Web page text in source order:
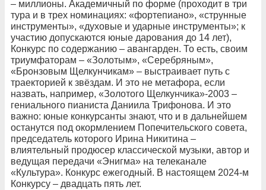
– миллионы. Академичный по форме (проходит в три
тура и в трех номинациях: «фортепиано», «струнные
инструменты», «духовые и ударные инструменты»; к
участию допускаются юные дарования до 14 лет),
Конкурс по содержанию – авангарден. То есть, своим
триумфаторам – «Золотым», «Серебряным»,
«Бронзовым Щелкунчикам» – выстраивает путь с
траекторией к звёздам. И это не метафора, если
назвать, например, «Золотого Щелкунчика»-2003 –
гениального пианиста Даниила Трифонова. И это
важно: юные конкурсанты знают, что и в дальнейшем
останутся под окормлением Попечительского совета,
председатель которого Ирина Никитина –
влиятельный продюсер классической музыки, автор и
ведущая передачи «Энигма» на телеканале
«Культура». Конкурс ежегодный. В настоящем 2024-м
Конкурсу – двадцать пять лет.